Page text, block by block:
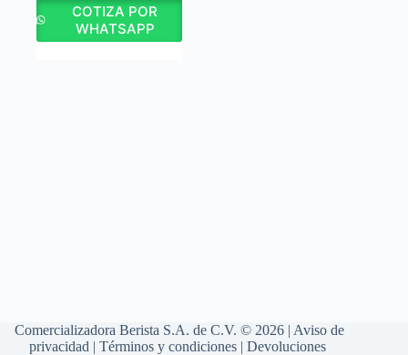
COTIZA POR
WHATSAPP
Comercializadora Berista S.A. de C.V. © 2026 | Aviso de
privacidad |Términos y condiciones |Devoluciones